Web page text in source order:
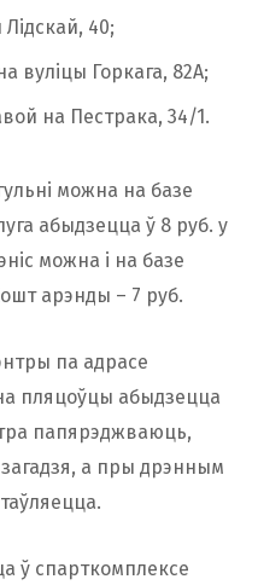
40;
вуліцы Горкага, 82А;
на Пестрака, 34/1.
можна на базе
абыдзецца ў 8 руб. у
можна і на базе
арэнды – 7 руб.
па адрасе
на пляцоўцы абыдзецца
папярэджваюць,
а пры дрэнным
ў спарткомплексе